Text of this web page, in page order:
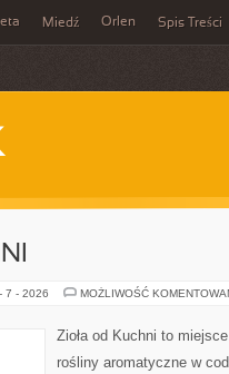
Miedź Orlen Spis Treści
7 - 2026 MOŻLIWOŚĆ
Zioła od Kuchni to
rośliny aromatyczne w